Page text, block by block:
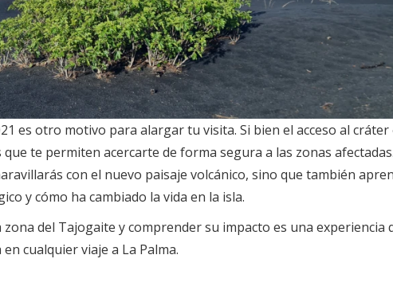
es otro motivo para alargar tu visita. Si bien el acceso al cráter
te permiten acercarte de forma segura a las zonas
con el nuevo paisaje volcánico, sino que también
y cómo ha cambiado la vida en la isla.
del Tajogaite y comprender su impacto es una experiencia
cualquier viaje a La Palma.